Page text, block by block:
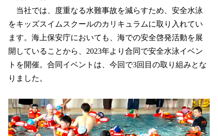
当社では、度重なる水難事故を減らすため、安全水泳
をキッズスイムスクールのカリキュラムに取り入れてい
ます。海上保安庁においても、海での安全啓発活動を展
開していることから、2023年より合同で安全水泳イベン
トを開催。合同イベントは、今回で3回目の取り組みとな
りました。